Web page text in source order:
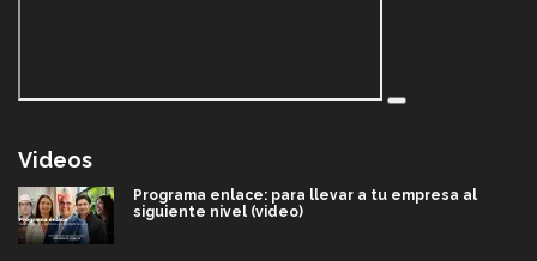
Videos
Programa enlace: para llevar a tu empresa al
siguiente nivel (video)